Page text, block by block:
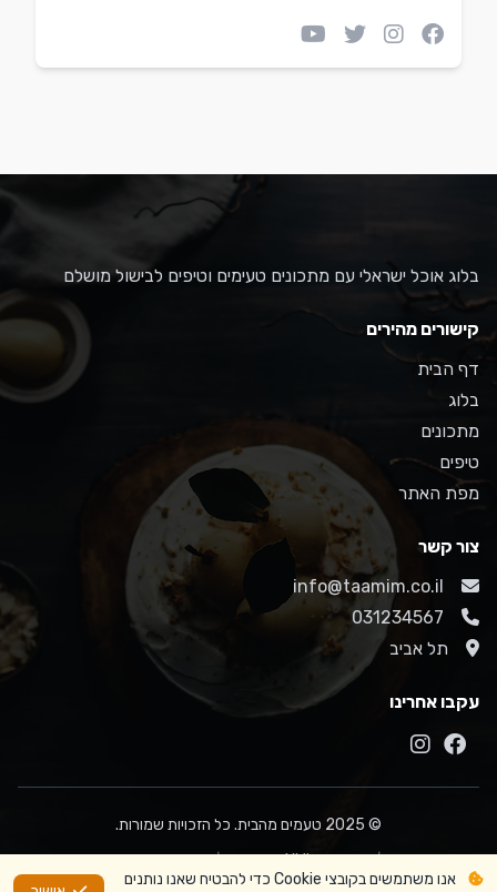
בלוג אוכל ישראלי עם מתכונים טעימים וטיפים לבישול מושלם
קישורים מהירים
דף הבית
בלוג
מתכונים
טיפים
מפת האתר
צור קשר
info@taamim.co.il
031234567
תל אביב
עקבו אחרינו
© 2025 טעמים מהבית. כל הזכויות שמורות.
מפת
האתר
XML
Sitemap
לה קוזין - חנות למוצרי
אפייה
אנו משתמשים בקובצי Cookie כדי להבטיח שאנו נותנים